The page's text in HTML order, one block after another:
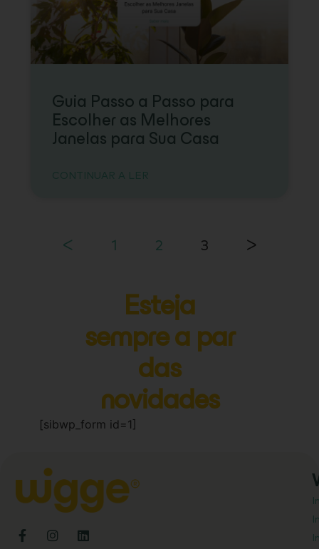
Guia Passo a Passo para
Escolher as Melhores
Janelas para Sua Casa
CONTINUAR A LER
ᐸ 1 2 3 ᐳ
Esteja
sempre a par
das
novidades
[sibwp_form id=1]